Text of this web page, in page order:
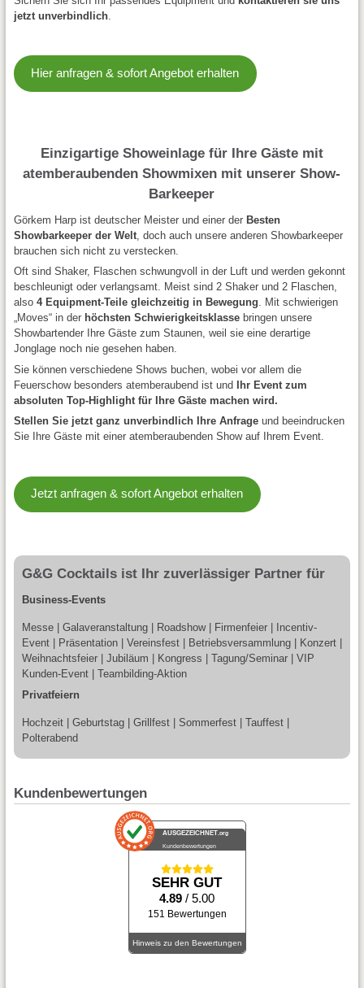
jetzt unverbindlich.
Hier anfragen & sofort Angebot erhalten
Einzigartige Showeinlage für Ihre Gäste mit
atemberaubenden Showmixen mit unserer Show-
Barkeeper
Görkem Harp ist deutscher Meister und einer der Besten
Showbarkeeper der Welt, doch auch unsere anderen Showbarkeeper
brauchen sich nicht zu verstecken.
Oft sind Shaker, Flaschen schwungvoll in der Luft und werden gekonnt
beschleunigt oder verlangsamt. Meist sind 2 Shaker und 2 Flaschen,
also 4 Equipment-Teile gleichzeitig in Bewegung. Mit schwierigen
„Moves“ in der höchsten Schwierigkeitsklassebringen unsere
Showbartender Ihre Gäste zum Staunen, weil sie eine derartige
Jonglage noch nie gesehen haben.
Sie können verschiedene Shows buchen, wobei vor allem die
Feuerschow besonders atemberaubend ist und Ihr Event zum
absoluten Top-Highlight für Ihre Gäste machen wird.
Stellen Sie jetzt ganz unverbindlich Ihre Anfrageund beeindrucken
Sie Ihre Gäste mit einer atemberaubenden Show auf Ihrem Event.
Jetzt anfragen & sofort Angebot erhalten
G&G Cocktails ist Ihr zuverlässiger Partner für
Business-Events
Messe | Galaveranstaltung | Roadshow | Firmenfeier | Incentiv-
Event | Präsentation | Vereinsfest | Betriebsversammlung | Konzert |
Weihnachtsfeier | Jubiläum | Kongress | Tagung/Seminar | VIP
Kunden-Event | Teambilding-Aktion
Privatfeiern
Hochzeit | Geburtstag | Grillfest | Sommerfest | Tauffest |
Polterabend
Kundenbewertungen
AUSGEZEICHNET .org
Kundenbewertungen
SEHR GUT
4.89/ 5.00
151 Bewertungen
Hinweis zu den Bewertungen